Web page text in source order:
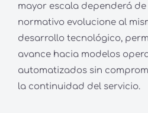
mayor escala dependerá
normativo evolucione al
desarrollo tecnológico,
avance hacia modelos
automatizados sin
la continuidad del servicio.